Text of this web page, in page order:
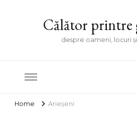
Călător printre
despre oameni, locuri
Home Arieșeni